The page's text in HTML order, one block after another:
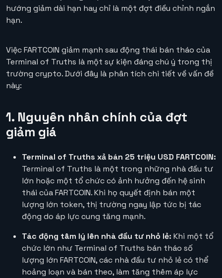
hướng giảm dài hạn hay chỉ là một đợt điều chỉnh ngắn
hạn.
Việc FARTCOIN giảm mạnh sau động thái bán tháo của
Terminal of Truths là một sự kiện đáng chú ý trong thị
trường crypto. Dưới đây là phân tích chi tiết về vấn đề
này:
1. Nguyên nhân chính của đợt
giảm giá
Terminal of Truths xả bán 25 triệu USD FARTCOIN:
Terminal of Truths là một trong những nhà đầu tư
lớn hoặc một tổ chức có ảnh hưởng đến hệ sinh
thái của FARTCOIN. Khi họ quyết định bán một
lượng lớn token, thị trường ngay lập tức bị tác
động do áp lực cung tăng mạnh.
Tác động tâm lý lên nhà đầu tư nhỏ lẻ: Khi một tổ
chức lớn như Terminal of Truths bán tháo số
lượng lớn FARTCOIN, các nhà đầu tư nhỏ lẻ có thể
hoảng loạn và bán theo, làm tăng thêm áp lực